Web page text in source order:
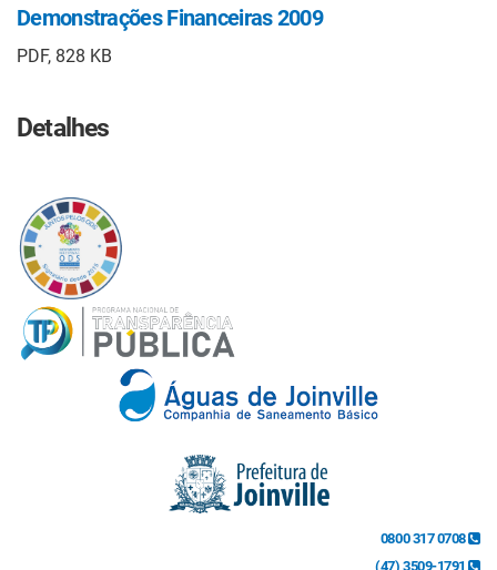
Demonstrações Financeiras 2009
PDF, 828 KB
Detalhes
0800 317 0708
(47) 3509-1791